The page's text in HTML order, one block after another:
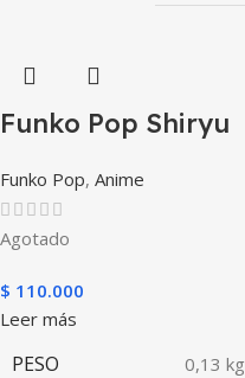
Funko Pop Shiryu
Funko Pop, Anime
Agotado
$ 110.000
Leer más
PESO 0,13 kg